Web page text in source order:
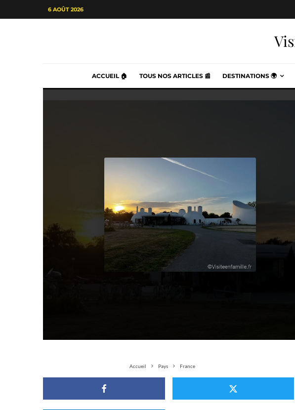
6 AOÛT 2026
ACCUEIL 🏠 TOUS NOS ARTICLES 📰 DESTINATIONS 🌍
Accueil Pays France